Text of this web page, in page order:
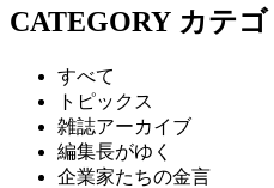
CATEGORY カテ
すべて
トピックス
雑誌アーカイブ
編集長がゆく
企業家たちの金言